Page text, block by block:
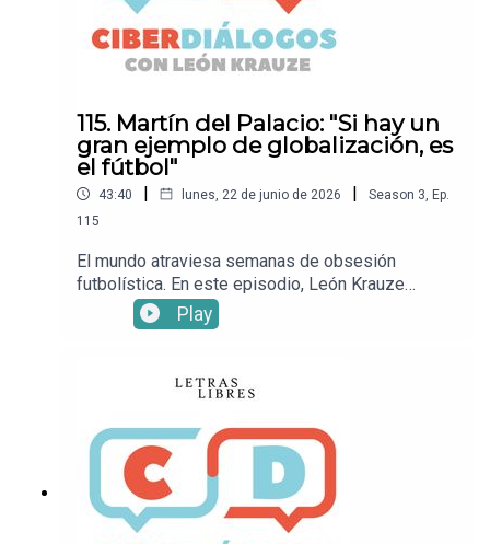
Letras LibresSitio
webXFacebookInstagramTikTok• ¡Suscríbete a
Letras Libres!
115. Martín del Palacio: "Si hay un
gran ejemplo de globalización, es
el fútbol"
43:40 | lunes, 22 de junio de 2026 | Season 3 Ep.
115
El mundo atraviesa semanas de obsesión
futbolística. En este episodio, León Krauze
conversa con el periodista deportivo Martín del
Palacio sobre la Copa del Mundo, la manera en se
dice sobre el desempeño atlético, la geopolítica,
las miradas sobre la diversidad y la migración y
Sigue a León KrauzeXFacebookInstagramTikTok•
Sigue a Letras LibresSitio
webXFacebookInstagramTikTok• ¡Suscríbete a
Letras Libres!
Play